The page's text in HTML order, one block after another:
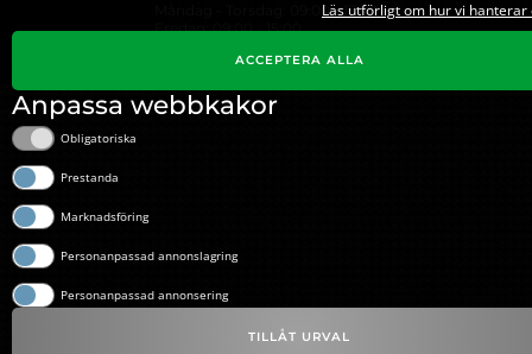
Läs utförligt om hur vi hanterar
ACCEPTERA ALLA
Anpassa webbkakor
Obligatoriska
Prestanda
Marknadsföring
Personanpassad annonslagring
Personanpassad annonsering
TILLÅT URVAL
Måndag - Torsdag: 09:00 - 17:00
Fredag: 09:00 - 15:00